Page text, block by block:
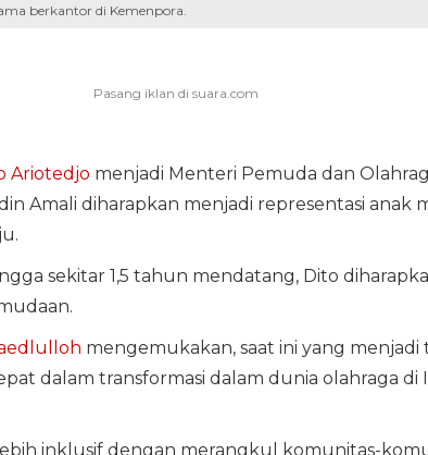
berkantor di Kemenpora.
Ariotedjo menjadi Menteri Pemuda dan
Amali diharapkan menjadi representasi anak
sekitar 1,5 tahun mendatang, Dito
mengemukakan, saat ini yang
dalam transformasi dalam dunia olahraga di
inklusif dengan merangkul komunitas-